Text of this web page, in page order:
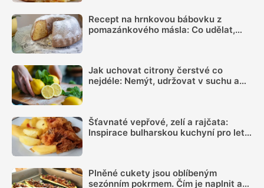
Recept na hrnkovou bábovku z
pomazánkového másla: Co udělat,
Jak uchovat citrony čerstvé co
nejdéle: Nemýt, udržovat v suchu a
Šťavnaté vepřové, zelí a rajčata:
Inspirace bulharskou kuchyní pro letní
Plněné cukety jsou oblíbeným
sezónním pokrmem. Čím je naplnit a